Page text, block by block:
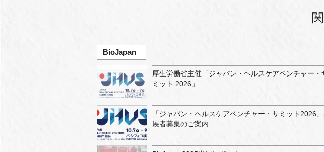
BioJapan
厚生労働省主催「ジャパン・ヘルスケアベンチャー・
ミット 2026」
「ジャパン・ヘルスケアベンチャー・サミット2026」
展者募集のご案内